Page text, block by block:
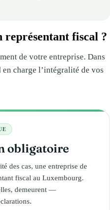
représentant fiscal ?
de votre entreprise. Dans
charge l’intégralité de vos
obligatoire
des cas, une entreprise de
fiscal au Luxembourg.
demeurent —